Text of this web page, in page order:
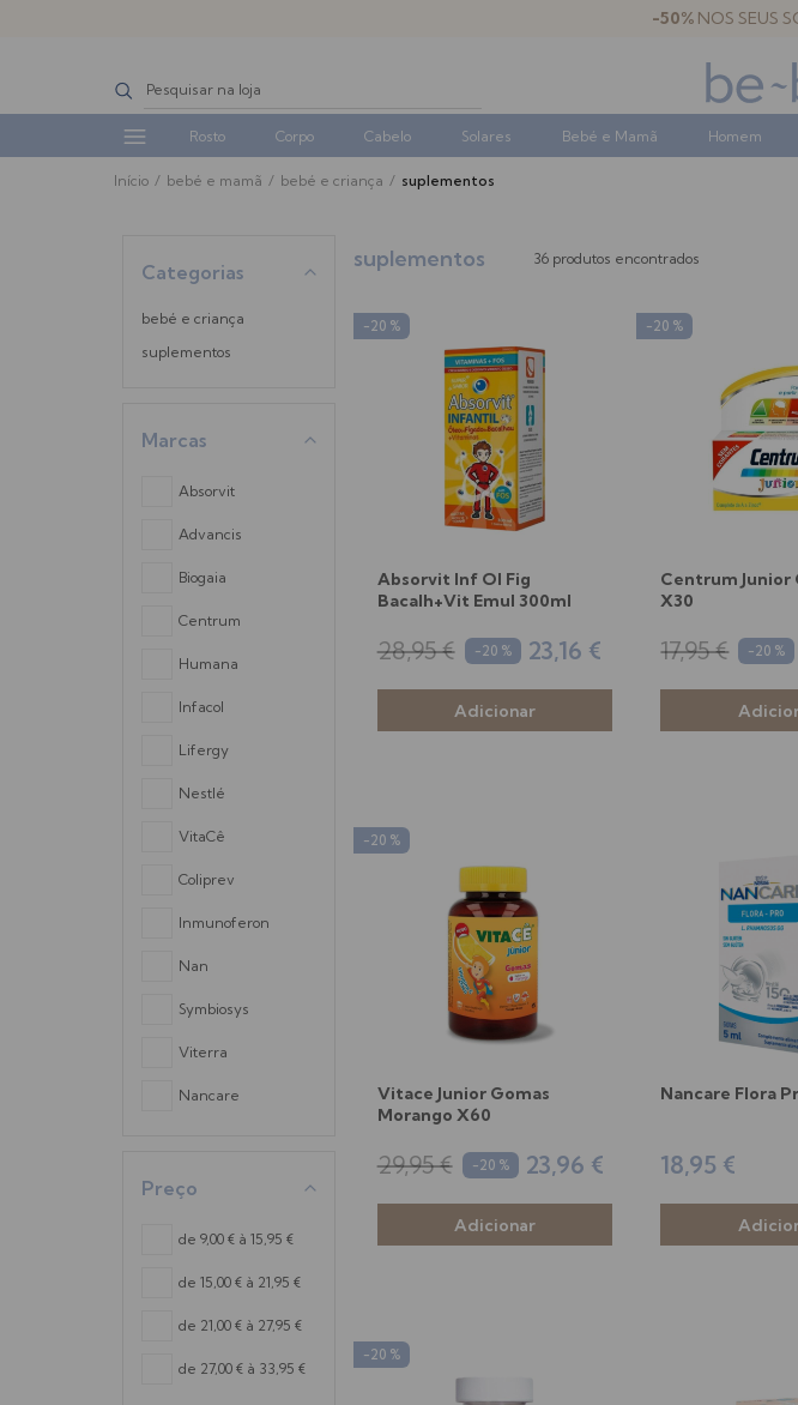
-50% NOS SEUS
Rosto Corpo Cabelo Solares Bebé e Mamã Homem
Início / bebé e mamã / bebé e criança / suplementos
Categorias
bebé e criança
suplementos
Marcas
Absorvit
Advancis
Biogaia
Centrum
Humana
Infacol
Lifergy
Nestlé
VitaCê
Coliprev
Inmunoferon
Nan
Symbiosys
Viterra
Nancare
Preço
de 9,00 € à 15,95 €
de 15,00 € à 21,95 €
de 21,00 € à 27,95 €
de 27,00 € à 33,95 €
suplementos 36 produtos encontrados
-20 %
Absorvit Inf Ol Fig
Bacalh+Vit Emul 300ml
28,95 € -20 % 23,16 €
-20 %
Centrum Junior
X30
17,95 € -20 %
-20 %
Vitace Junior Gomas
Morango X60
29,95 € -20 % 23,96 €
Nancare Flora
18,95 €
-20 %